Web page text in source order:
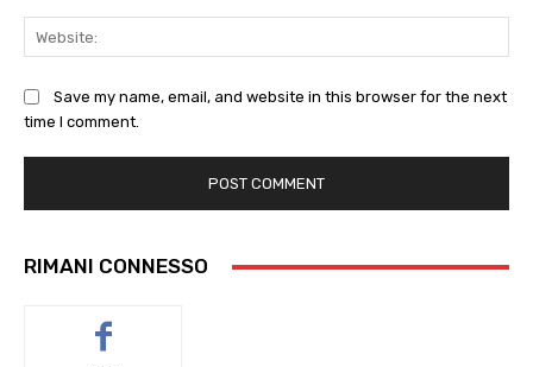
Save my name, email, and website in this browser for the next
time I comment.
RIMANI CONNESSO